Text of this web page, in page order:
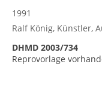
1991
Ralf König, Künstler,
DHMD 2003/734
Reprovorlage